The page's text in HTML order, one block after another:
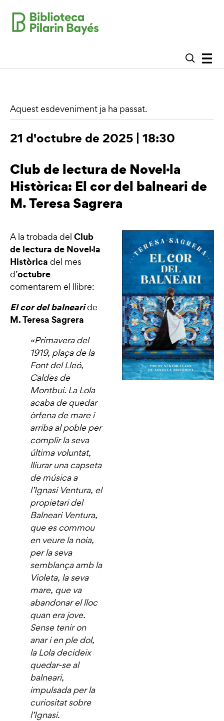
Aquest esdeveniment ja ha passat.
21 d'octubre de 2025 | 18:30
Club de lectura de Novel·la
Històrica: El cor del balneari de
M. Teresa Sagrera
A la trobada del Club
de lectura de Novel·la
Històrica del mes
d’octubre
comentarem el llibre:
El cor del balnearide
M. Teresa Sagrera
«Primavera del
1919, plaça de la
Font del Lleó,
Caldes de
Montbui. La Lola
acaba de quedar
òrfena de mare i
arriba al poble per
complir la seva
última voluntat,
lliurar una capseta
de música a
l’Ignasi Ventura, el
propietari del
Balneari Ventura,
que es commou
en veure la noia,
per la seva
semblança amb la
Violeta, la seva
mare, que va
abandonar el lloc
quan era jove.
Sense tenir on
anar i en ple dol,
la Lola decideix
quedar-se al
balneari,
impulsada per la
curiositat sobre
l’Ignasi.